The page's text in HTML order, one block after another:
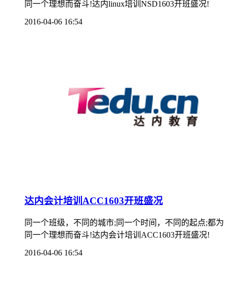
同一个理想而奋斗!达内linux培训NSD1603开班盛况!
2016-04-06 16:54
达内会计培训ACC1603开班盛况
同一个班级，不同的城市;同一个时间，不同的起点;都为
同一个理想而奋斗!达内会计培训ACC1603开班盛况!
2016-04-06 16:54